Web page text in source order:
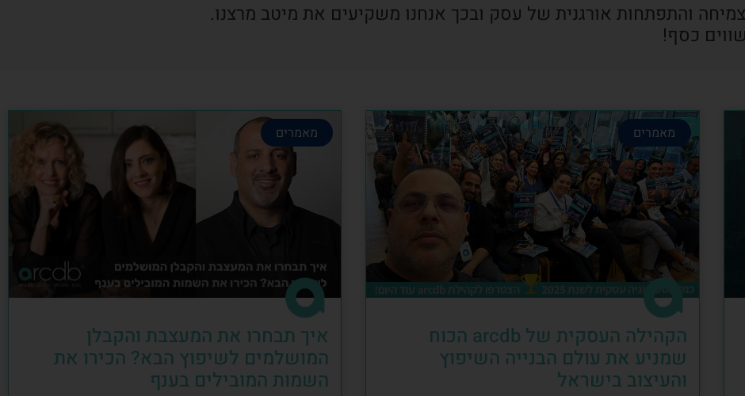
והתפתחות אורגנית של עסק ובכך אנחנו משקיעים את מיטב מרצנו.
כסף!
מאמרים
הקהילה העסקית של arcdb הכוח
שמניע את עולם הבנייה השיפוץ
והעיצוב בישראל
מאמרים
איך תבחרו את המעצבת והקבלן
המושלמים לשיפוץ הבא? הכירו את
השמות המובילים בענף